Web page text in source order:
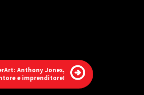
Anthony Jones,
e imprenditore!